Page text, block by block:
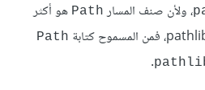
، ولأن صنف المسار Path هو أكثر
Path
.